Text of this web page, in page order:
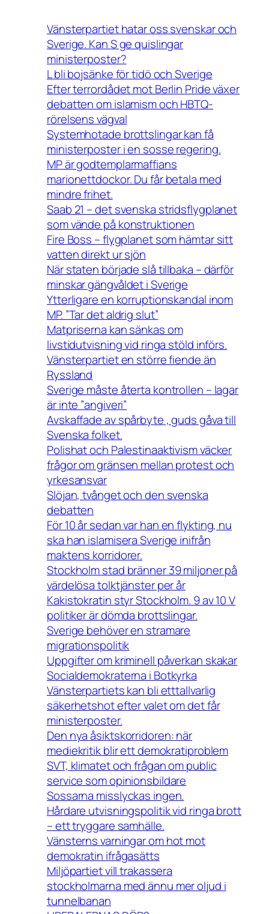
Vänsterpartiet hatar oss svenskar och
Sverige. Kan S ge quislingar
ministerposter?
L bli bojsänke för tidö och Sverige
Efter terrordådet mot Berlin Pride växer
debatten om islamism och HBTQ-
rörelsens vägval
Systemhotade brottslingar kan få
ministerposter i en sosse regering.
MP är godtemplarmaffians
marionettdockor. Du får betala med
mindre frihet.
Saab 21 – det svenska stridsflygplanet
som vände på konstruktionen
Fire Boss – flygplanet som hämtar sitt
vatten direkt ur sjön
När staten började slå tillbaka – därför
minskar gängvåldet i Sverige
Ytterligare en korruptionskandal inom
MP. ”Tar det aldrig slut”
Matpriserna kan sänkas om
livstidutvisning vid ringa stöld införs.
Vänsterpartiet en större fiende än
Ryssland
Sverige måste återta kontrollen – lagar
är inte ”angiveri”
Avskaffade av spårbyte , guds gåva till
Svenska folket.
Polishat och Palestinaaktivism väcker
frågor om gränsen mellan protest och
yrkesansvar
Slöjan, tvånget och den svenska
debatten
För 10 år sedan var han en flykting, nu
ska han islamisera Sverige inifrån
maktens korridorer.
Stockholm stad bränner 39 miljoner på
värdelösa tolktjänster per år
Kakistokratin styr Stockholm. 9 av 10 V
politiker är dömda brottslingar.
Sverige behöver en stramare
migrationspolitik
Uppgifter om kriminell påverkan skakar
Socialdemokraterna i Botkyrka
Vänsterpartiets kan bli etttallvarlig
säkerhetshot efter valet om det får
ministerposter.
Den nya åsiktskorridoren: när
mediekritik blir ett demokratiproblem
SVT, klimatet och frågan om public
service som opinionsbildare
Sossarna misslyckas ingen.
Hårdare utvisningspolitik vid ringa brott
– ett tryggare samhälle.
Vänsterns varningar om hot mot
demokratin ifrågasätts
Miljöpartiet vill trakassera
stockholmarna med ännu mer oljud i
tunnelbanan